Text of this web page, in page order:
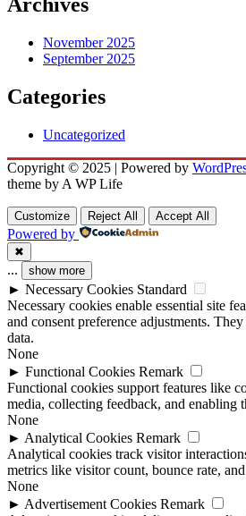
November 2025
September 2025
Categories
Uncategorized
Copyright © 2025 | Powered by
theme by A WP Life
Customize Reject All Accept All
Powered by
✖
... show more
► Necessary Cookies Standard
Necessary cookies enable essential site
and consent preference adjustments.
data.
None
► Functional Cookies Remark
Functional cookies support features like
media, collecting feedback, and enabling
None
► Analytical Cookies Remark
Analytical cookies track visitor
metrics like visitor count, bounce rate,
None
► Advertisement Cookies Remark